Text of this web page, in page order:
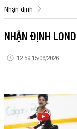
Nhận định
NHẬN ĐỊNH
12:59 15/06/2026